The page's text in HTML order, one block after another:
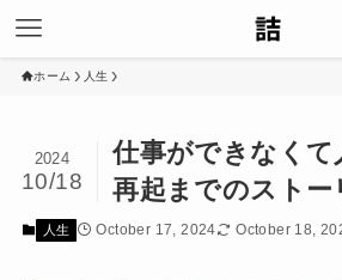
ホーム 人生
仕事ができなくて
再起までのストー
2024
10/18
人生 October 17, 2024 October 18,